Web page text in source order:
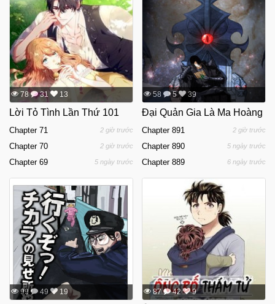
78 31 13
Lời Tỏ Tình Lần Thứ 101
Chapter 71 2 giờ trước
Chapter 70 2 giờ trước
Chapter 69 5 ngày trước
58 5 39
Đại Quản Gia Là Ma Hoàng
Chapter 891 2 giờ trước
Chapter 890 5 ngày trước
Chapter 889 6 ngày trước
99 49 19 87 42 9